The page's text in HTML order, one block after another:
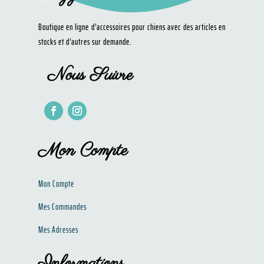
Boutique en ligne d’accessoires pour chiens avec des articles en
stocks et d’autres sur demande.
Nous Suivre
Mon Compte
Mon Compte
Mes Commandes
Mes Adresses